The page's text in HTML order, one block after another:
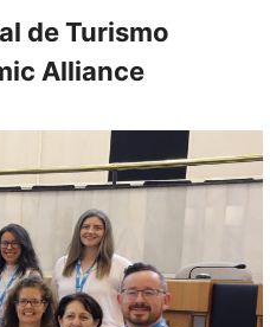
de Turismo
Alliance